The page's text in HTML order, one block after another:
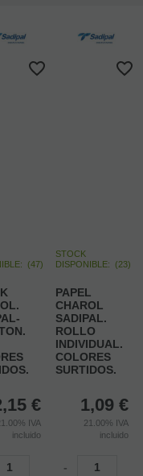
(47)
€
IVA
incluido
STOCK
DISPONIBLE: (23)
PAPEL
CHAROL
SADIPAL.
ROLLO
INDIVIDUAL.
COLORES
SURTIDOS.
1,09 €
21.00% IVA
incluido
-